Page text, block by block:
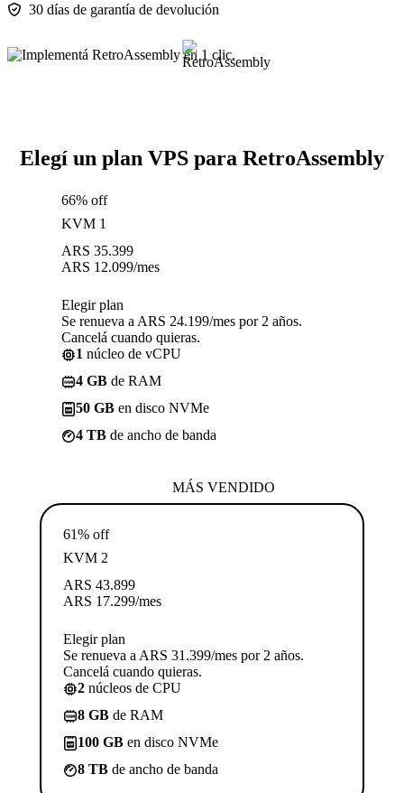
30 días de garantía de devolución
Elegí un plan VPS para RetroAssembly
66% off
KVM 1
ARS 35.399
ARS 12.099/mes
Elegir plan
Se renueva a ARS 24.199/mes por 2 años.
Cancelá cuando quieras.
1 núcleo de vCPU
4 GB de RAM
50 GB en disco NVMe
4 TB de ancho de banda
MÁS VENDIDO
61% off
KVM 2
ARS 43.899
ARS 17.299/mes
Elegir plan
Se renueva a ARS 31.399/mes por 2 años.
Cancelá cuando quieras.
2 núcleos de CPU
8 GB de RAM
100 GB en disco NVMe
8 TB de ancho de banda